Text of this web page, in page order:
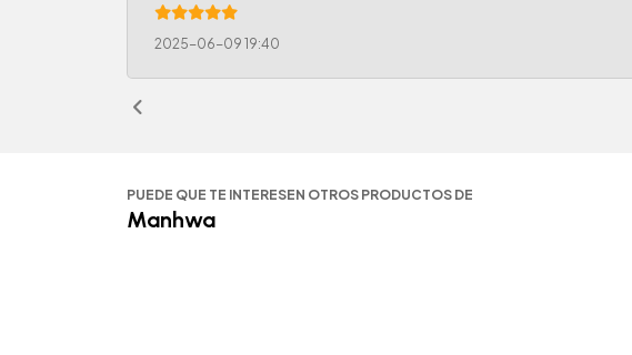
2025-06-09 19:40
PUEDE QUE TE INTERESEN OTROS PRODUCTOS DE
Manhwa